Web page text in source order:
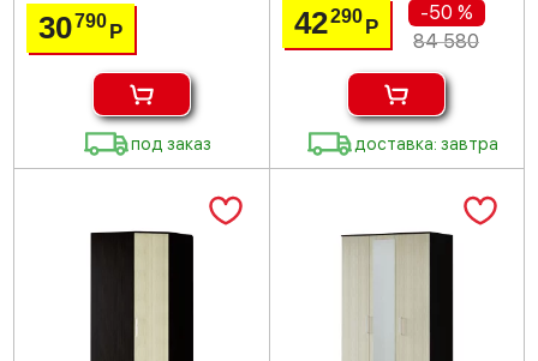
30790Р
под заказ
42290 Р
-50 %
84 580
доставка: завтра